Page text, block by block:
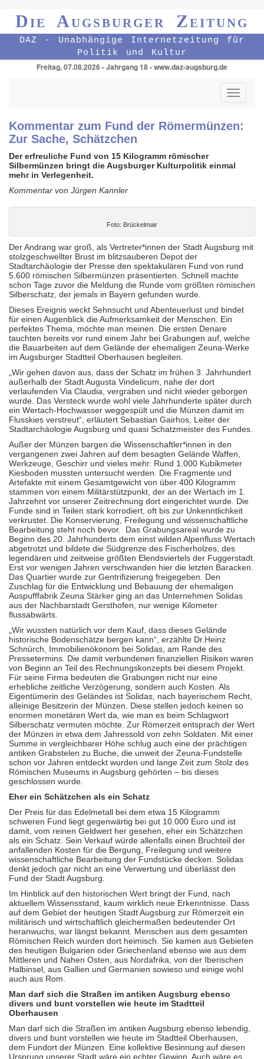
Die Augsburger Zeitung
DAZ - Unabhängige Internetzeitung für
Politik und Kultur
Freitag, 07.08.2026 - Jahrgang 18 - www.daz-augsburg.de
Toggle
Kommentar zum Fund der Römermünzen:
Zur Sache, Schätzchen
Der erfreuliche Fund von 15 Kilogramm römischer
Silbermünzen bringt die Augsburger Kulturpolitik einmal
mehr in Verlegenheit.
Kommentar von Jürgen Kannler
Foto: Brückelmair
Der Andrang war groß, als Vertreter*innen der Stadt Augsburg mit
stolzgeschwellter Brust im blitzsauberen Depot der
Stadtarchäologie der Presse den spektakulären Fund von rund
5.600 römischen Silbermünzen präsentierten. Schnell machte
schon Tage zuvor die Meldung die Runde vom größten römischen
Silberschatz, der jemals in Bayern gefunden wurde.
Dieses Ereignis weckt Sehnsucht und Abenteuerlust und bindet
für einen Augenblick die Aufmerksamkeit der Menschen. Ein
perfektes Thema, möchte man meinen. Die ersten Denare
tauchten bereits vor rund einem Jahr bei Grabungen auf, welche
die Bauarbeiten auf dem Gelände der ehemaligen Zeuna-Werke
im Augsburger Stadtteil Oberhausen begleiten.
„Wir gehen davon aus, dass der Schatz im frühen 3. Jahrhundert
außerhalb der Stadt Augusta Vindelicum, nahe der dort
verlaufenden Via Claudia, vergraben und nicht wieder geborgen
wurde. Das Versteck wurde wohl viele Jahrhunderte später durch
ein Wertach-Hochwasser weggespült und die Münzen damit im
Flusskies verstreut“, erläutert Sebastian Gairhos, Leiter der
Stadtarchäologie Augsburg und quasi Schatzmeister des Fundes.
Außer der Münzen bargen die Wissenschaftler*innen in den
vergangenen zwei Jahren auf dem besagten Gelände Waffen,
Werkzeuge, Geschirr und vieles mehr. Rund 1.000 Kubikmeter
Kiesboden mussten untersucht werden. Die Fragmente und
Artefakte mit einem Gesamtgewicht von über 400 Kilogramm
stammen von einem Militärstützpunkt, der an der Wertach im 1.
Jahrzehnt vor unserer Zeitrechnung dort eingerichtet wurde. Die
Funde sind in Teilen stark korrodiert, oft bis zur Unkenntlichkeit
verkrustet. Die Konservierung, Freilegung und wissenschaftliche
Bearbeitung steht noch bevor. Das Grabungsareal wurde zu
Beginn des 20. Jahrhunderts dem einst wilden Alpenfluss Wertach
abgetrotzt und bildete die Südgrenze des Fischerholzes, des
legendären und zeitweise größten Elendsviertels der Fuggerstadt.
Erst vor wenigen Jahren verschwanden hier die letzten Baracken.
Das Quartier wurde zur Gentrifizierung freigegeben. Den
Zuschlag für die Entwicklung und Bebauung der ehemaligen
Auspufffabrik Zeuna Stärker ging an das Unternehmen Solidas
aus der Nachbarstadt Gersthofen, nur wenige Kilometer
flussabwärts.
„Wir wussten natürlich vor dem Kauf, dass dieses Gelände
historische Bodenschätze bergen kann“, erzählte Dr.Heinz
Schnürch, Immobilienökonom bei Solidas, am Rande des
Pressetermins. Die damit verbundenen finanziellen Risiken waren
von Beginn an Teil des Rechnungskonzepts bei diesem Projekt.
Für seine Firma bedeuten die Grabungen nicht nur eine
erhebliche zeitliche Verzögerung, sondern auch Kosten. Als
Eigentümerin des Geländes ist Solidas, nach bayerischem Recht,
alleinige Besitzerin der Münzen. Diese stellen jedoch keinen so
enormen monetären Wert da, wie man es beim Schlagwort
Silberschatz vermuten möchte. Zur Römerzeit entsprach der Wert
der Münzen in etwa dem Jahressold von zehn Soldaten. Mit einer
Summe in vergleichbarer Höhe schlug auch eine der prächtigen
antiken Grabstelen zu Buche, die unweit der Zeuna-Fundstelle
schon vor Jahren entdeckt wurden und lange Zeit zum Stolz des
Römischen Museums in Augsburg gehörten – bis dieses
geschlossen wurde.
Eher ein Schätzchen als ein Schatz
Der Preis für das Edelmetall bei dem etwa 15 Kilogramm
schweren Fund liegt gegenwärtig bei gut 10.000 Euro und ist
damit, vom reinen Geldwert her gesehen, eher ein Schätzchen
als ein Schatz. Sein Verkauf würde allenfalls einen Bruchteil der
anfallenden Kosten für die Bergung, Freilegung und weitere
wissenschaftliche Bearbeitung der Fundstücke decken. Solidas
denkt jedoch gar nicht an eine Verwertung und überlässt den
Fund der Stadt Augsburg.
Im Hinblick auf den historischen Wert bringt der Fund, nach
aktuellem Wissensstand, kaum wirklich neue Erkenntnisse. Dass
auf dem Gebiet der heutigen Stadt Augsburg zur Römerzeit ein
militärisch und wirtschaftlich gleichermaßen bedeutender Ort
heranwuchs, war längst bekannt. Menschen aus dem gesamten
Römischen Reich wurden dort heimisch. Sie kamen aus Gebieten
des heutigen Bulgarien oder Griechenland ebenso wie aus dem
Mittleren und Nahen Osten, aus Nordafrika, von der Iberischen
Halbinsel, aus Gallien und Germanien sowieso und einige wohl
auch aus Rom.
Man darf sich die Straßen im antiken Augsburg ebenso
divers und bunt vorstellen wie heute im Stadtteil
Oberhausen
Man darf sich die Straßen im antiken Augsburg ebenso lebendig,
divers und bunt vorstellen wie heute im Stadtteil Oberhausen,
dem Fundort der Münzen. Eine kollektive Besinnung auf diesen
Ursprung unserer Stadt wäre ein echter Gewinn. Auch wäre es